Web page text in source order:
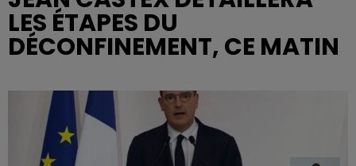
LES ÉTAPES DU
DÉCONFINEMENT, CE MATIN